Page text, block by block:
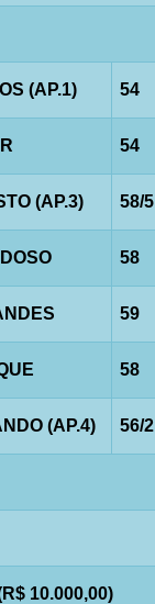
(AP.1) 54
54
(AP.3) 58/5
58
59
58
(AP.4) 56/2
10.000,00)